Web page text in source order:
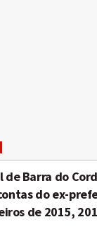
de Barra do
do ex-
de 2015,